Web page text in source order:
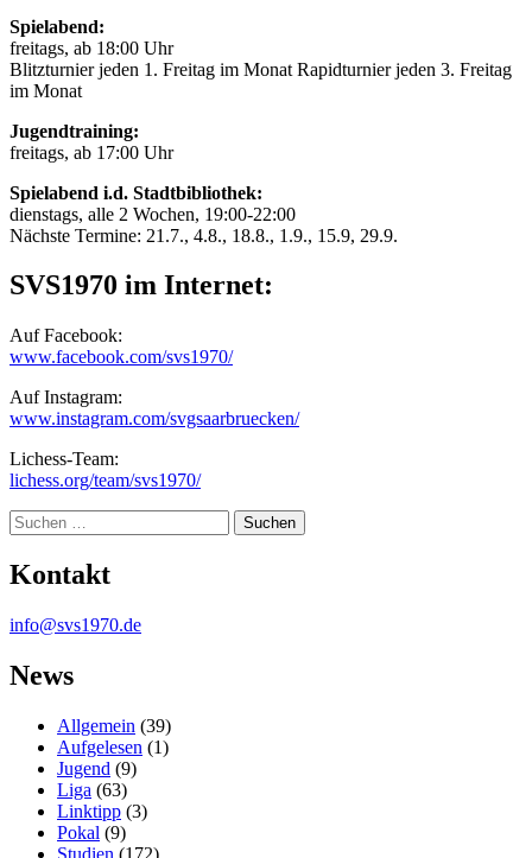
Spielabend:
freitags, ab 18:00 Uhr
Blitzturnier jeden 1. Freitag im Monat Rapidturnier jeden 3. Freitag
im Monat
Jugendtraining:
freitags, ab 17:00 Uhr
Spielabend i.d. Stadtbibliothek:
dienstags, alle 2 Wochen, 19:00-22:00
Nächste Termine: 21.7., 4.8., 18.8., 1.9., 15.9, 29.9.
SVS1970 im Internet:
Auf Facebook:
www.facebook.com/svs1970/
Auf Instagram:
www.instagram.com/svgsaarbruecken/
Lichess-Team:
lichess.org/team/svs1970/
Suche
Kontakt
info@svs1970.de
News
Allgemein (39)
Aufgelesen (1)
Jugend (9)
Liga (63)
Linktipp (3)
Pokal (9)
Studien (172)